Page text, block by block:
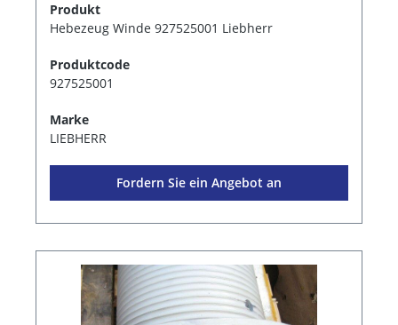
Produkt
Hebezeug Winde 927525001 Liebherr
Produktcode
927525001
Marke
LIEBHERR
Fordern Sie ein Angebot an